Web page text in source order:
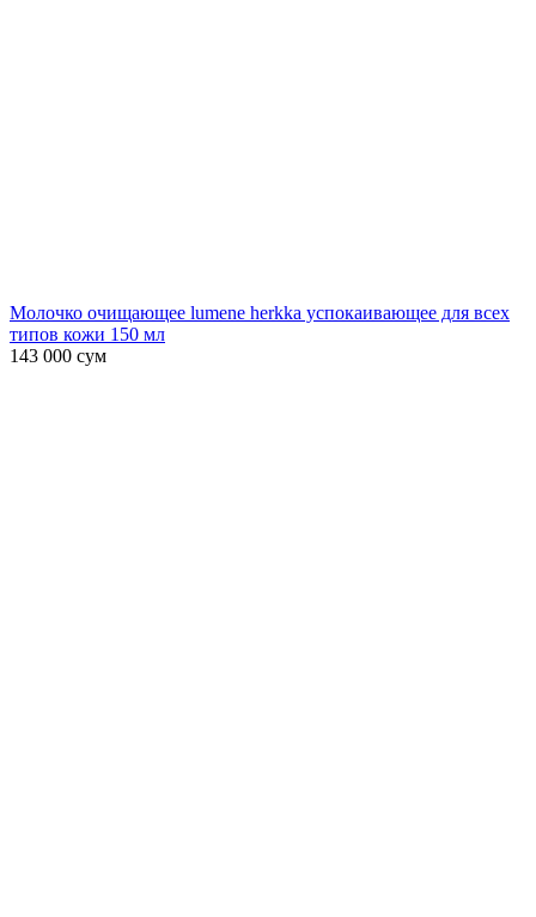
Молочко очищающее lumene herkka успокаивающее для всех
типов кожи 150 мл
143 000 сум